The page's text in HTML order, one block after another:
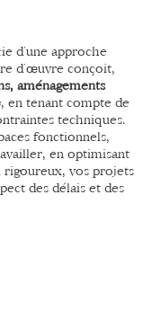
d’une approche
d’œuvre conçoit,
aménagements
, en tenant compte de
techniques.
fonctionnels,
en optimisant
rigoureux, vos projets
des délais et des